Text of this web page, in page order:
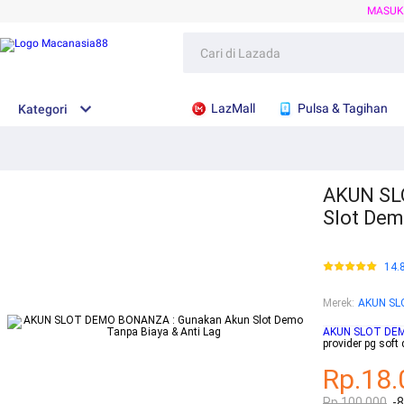
Kategori LazMall Pulsa & Tagihan
AKUN
Slot
Merek: AKUN
AKUN SLOT
provider pg soft